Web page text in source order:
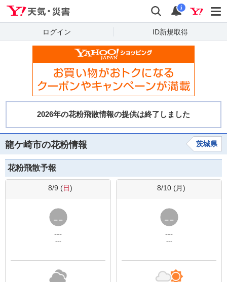
検索 通知
i
ログイン ID新規取得
龍ケ崎市の花粉情報 茨城県
花粉飛散予報
8/9 (日)
---
---
8/10 (月)
---
---